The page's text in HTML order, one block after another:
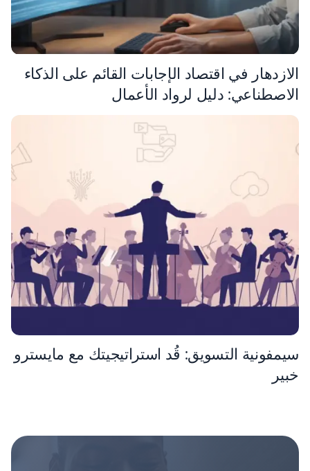
الازدهار في اقتصاد الإجابات القائم على الذكاء
الاصطناعي: دليل لرواد الأعمال
سيمفونية التسويق: قُد استراتيجيتك مع مايسترو
خبير